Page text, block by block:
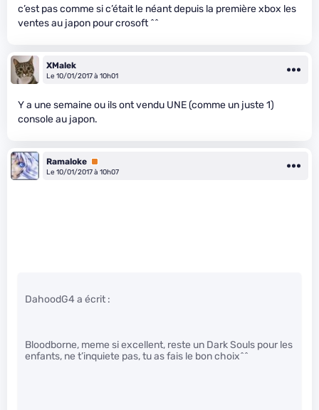
c’est pas comme si c’était le néant depuis la première xbox les
ventes au japon pour crosoft ^^
XMalek
Le 10/01/2017 à 10h01
Y a une semaine ou ils ont vendu UNE (comme un juste 1)
console au japon.
Ramaloke Premium
Le 10/01/2017 à 10h07
DahoodG4 a écrit :
Bloodborne, meme si excellent, reste un Dark Souls pour les
enfants, ne t’inquiete pas, tu as fais le bon choix^^